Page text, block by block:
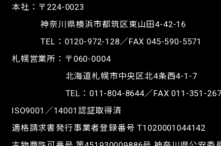
本社：〒224-0023
神奈川県横浜市都筑区東山田4-42-16
TEL： 0120-972-128／FAX 045-590-5571
札幌営業所：〒060-0004
北海道札幌市中央区北4条西4-1-7
TEL： 011-804-8644／FAX 011-351-
ISO9001／14001認証取得済
適格請求書発行事業者登録番号 T1020001044142